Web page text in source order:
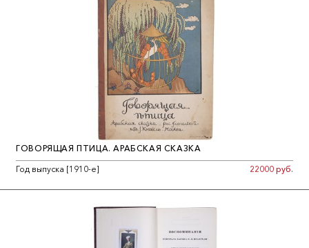
ГОВОРЯЩАЯ ПТИЦА. АРАБСКАЯ СКАЗКА
Год выпуска [1910-е]
22000 руб.